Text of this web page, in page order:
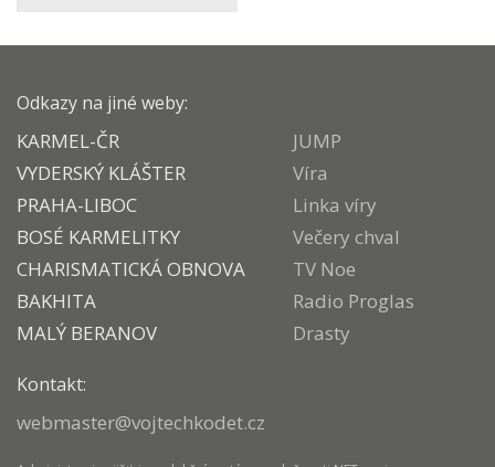
Odkazy na jiné weby:
KARMEL-ČR
VYDERSKÝ KLÁŠTER
PRAHA-LIBOC
BOSÉ KARMELITKY
CHARISMATICKÁ OBNOVA
BAKHITA
MALÝ BERANOV
JUMP
Víra
Linka víry
Večery chval
TV Noe
Radio Proglas
Drasty
Kontakt:
webmaster@vojtechkodet.cz